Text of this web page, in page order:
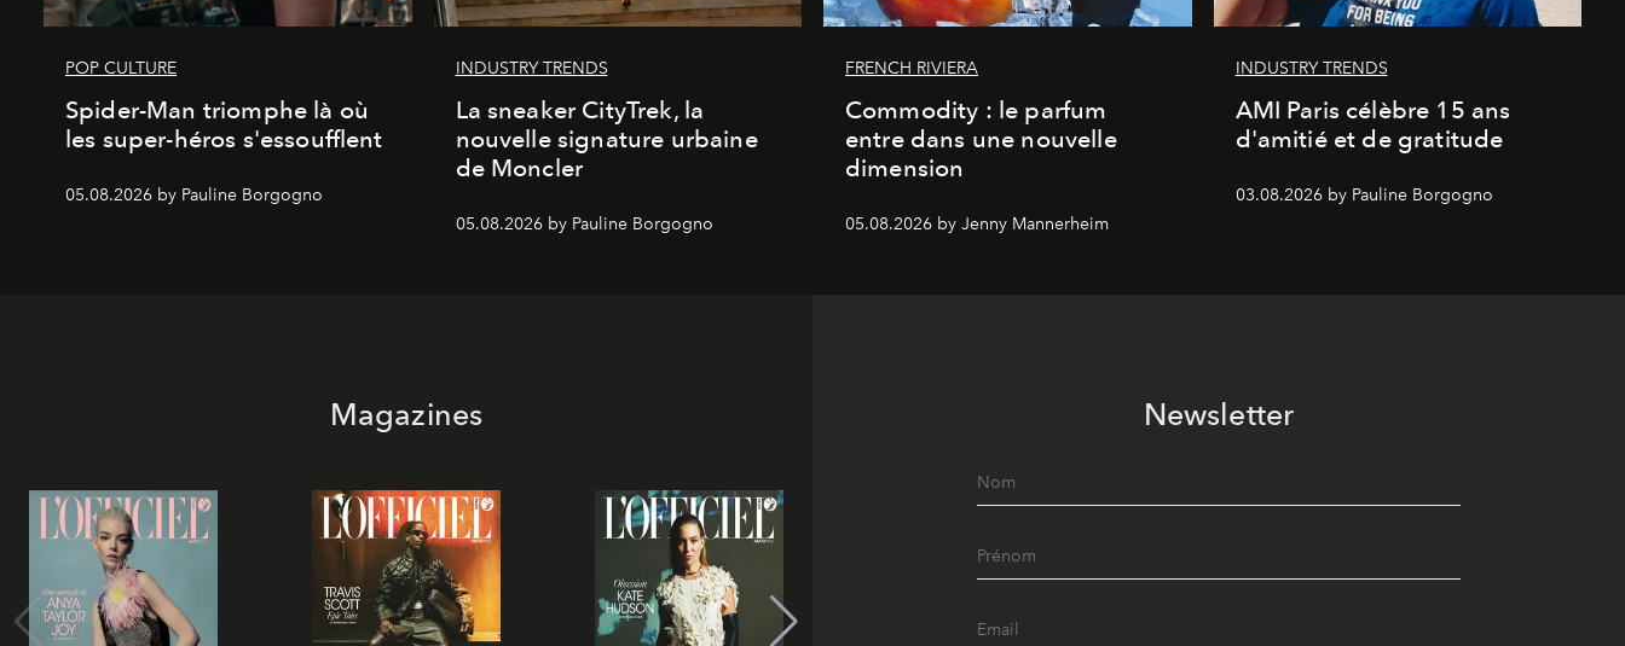
POP CULTURE
Spider-Man triomphe là où
les super-héros s'essoufflent
05.08.2026 by Pauline Borgogno
INDUSTRY TRENDS
La sneaker CityTrek, la
nouvelle signature urbaine
de Moncler
05.08.2026 by Pauline Borgogno
FRENCH RIVIERA
Commodity : le parfum
entre dans une nouvelle
dimension
05.08.2026 by Jenny Mannerheim
INDUSTRY TRENDS
AMI Paris célèbre 15 ans
d'amitié et de gratitude
03.08.2026 by Pauline Borgogno
Magazines Newsletter